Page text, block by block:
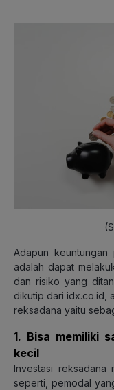
Adapun keuntungan
adalah dapat
dan risiko yang
dikutip dari idx.co.id,
reksadana yaitu
1. Bisa memiliki
kecil
Investasi reksadana
seperti, pemodal